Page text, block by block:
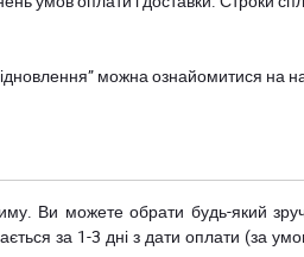
можна ознайомитися на
Ви можете обрати будь-який
за 1-3 дні з дати оплати (за